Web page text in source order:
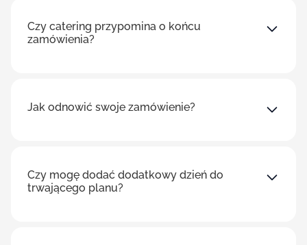
Czy catering przypomina o końcu
zamówienia?
Jak odnowić swoje zamówienie?
Czy mogę dodać dodatkowy dzień do
trwającego planu?